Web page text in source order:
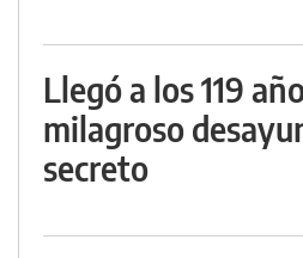
Llegó a los 119
milagroso
secreto